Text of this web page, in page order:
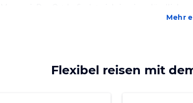
beeindruckenden Landschaft ist Marmari Natur
erreichen sind. In Kos Stadt gibt es etliche
Mehr
Flexibel reisen mit